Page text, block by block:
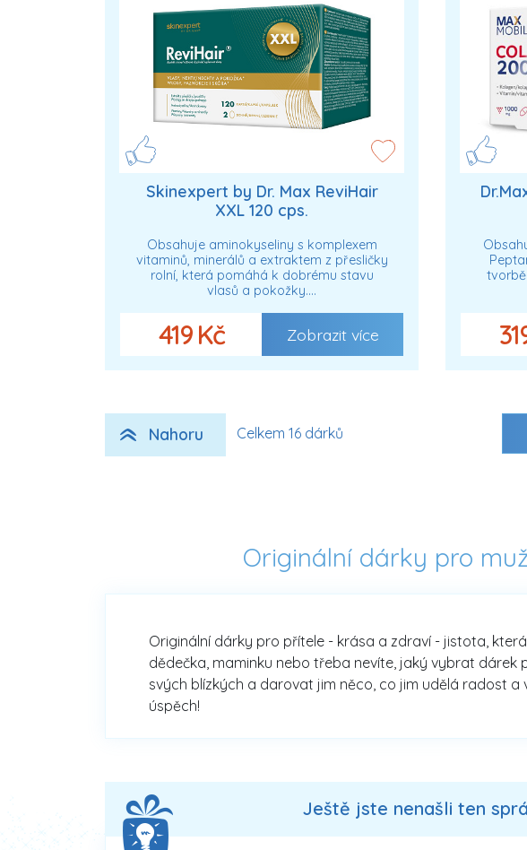
Skinexpert by Dr. Max ReviHair
XXL 120 cps.
Obsahuje aminokyseliny s komplexem
vitaminů, minerálů a extraktem z přesličky
rolní, která pomáhá k dobrému stavu
vlasů a pokožky.…
419 Kč Zobrazit více
Nahoru Celkem 16 dárků
Originální dárky pro
Originální dárky pro přítele - krása a zdraví - jistota,
dědečka, maminku nebo třeba nevíte, jaký vybrat
svých blízkých a darovat jim něco, co jim udělá radost
úspěch!
Ještě jste nenašli ten